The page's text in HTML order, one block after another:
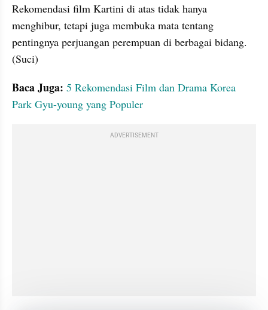
Rekomendasi film Kartini di atas tidak hanya
menghibur, tetapi juga membuka mata tentang
pentingnya perjuangan perempuan di berbagai bidang.
(Suci)
Baca Juga: 5 Rekomendasi Film dan Drama Korea
Park Gyu-young yang Populer
ADVERTISEMENT